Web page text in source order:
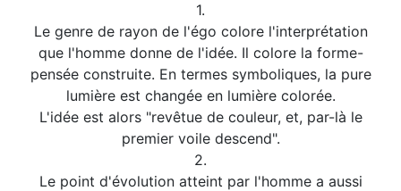
1.
Le genre de rayon de l'égo colore l'interprétation
que l'homme donne de l'idée. Il colore la forme-
pensée construite. En termes symboliques, la pure
lumière est changée en lumière colorée.
L'idée est alors "revêtue de couleur, et, par-là le
premier voile descend".
2.
Le point d'évolution atteint par l'homme a aussi